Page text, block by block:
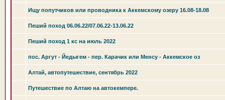
Ищу попутчиков или проводника к Аккемскому озеру 16.08-18.08
Пеший поход 06.06.22/07.06.22-13.06.22
Пеший поход 1 кс на июль 2022
пос. Аргут - Йедыгем - пер. Карачик или Менсу - Аккемское оз
Алтай, автопутешествие, сентябрь 2022
Путешествие по Алтаю на автокемпере.